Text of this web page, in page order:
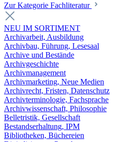
Zur Kategorie Fachliteratur
NEU IM SORTIMENT
Archivarbeit, Ausbildung
Archivbau, Führung, Lesesaal
Archive und Bestände
Archivgeschichte
Archivmanagement
Archivmarketing, Neue Medien
Archivrecht, Fristen, Datenschutz
Archivterminologie, Fachsprache
Archivwissenschaft, Philosophie
Belletristik, Gesellschaft
Bestandserhaltung, IPM
Bibliotheken, Büchereien